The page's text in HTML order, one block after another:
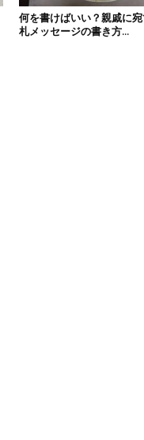
何を書けばいい？親戚に
札メッセージの書き方...